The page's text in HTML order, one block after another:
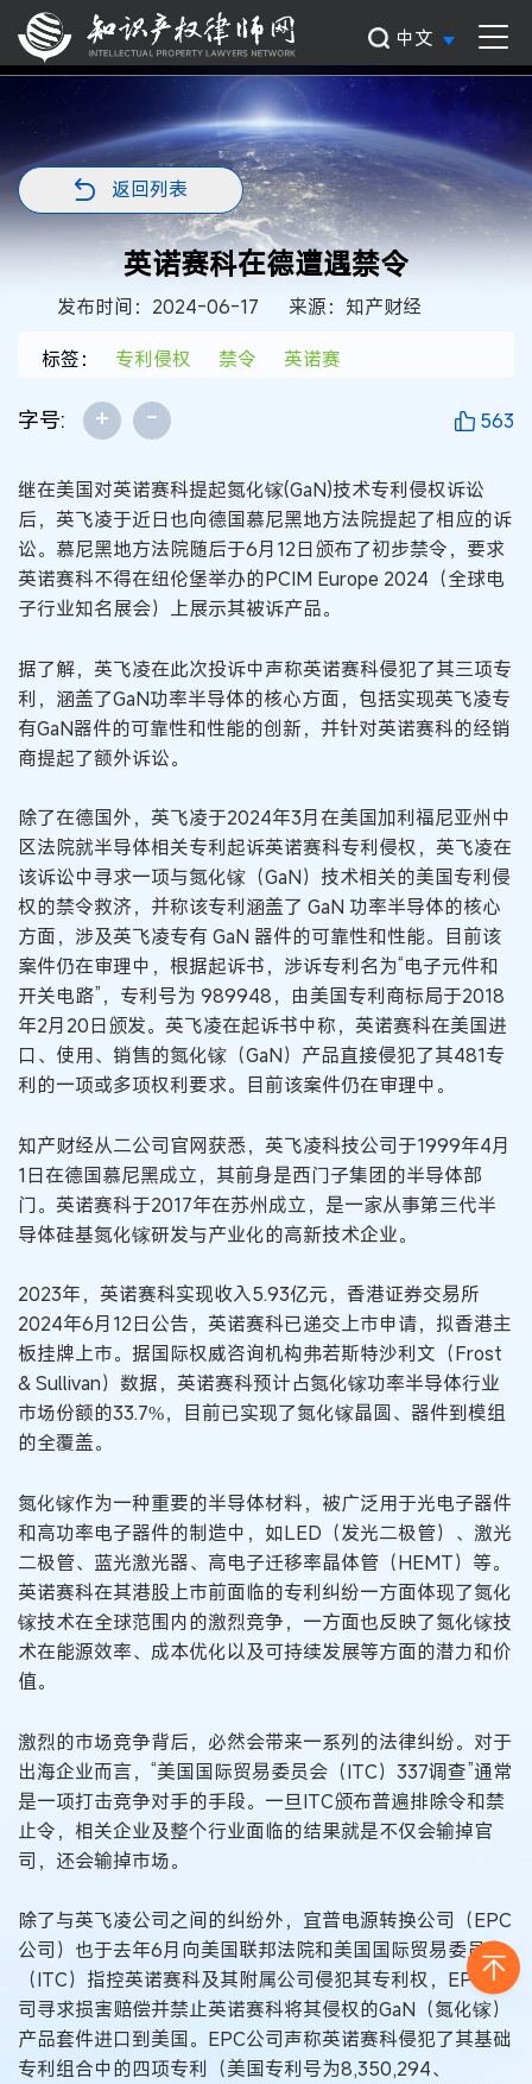
中文
返回列表
英诺赛科在德遭遇禁令
发布时间：2024-06-17
来源：知产财经
标签：
专利侵权 禁令 英诺赛
字号: + - 563
继在美国对英诺赛科提起氮化镓(GaN)技术专利侵权诉讼
后，英飞凌于近日也向德国慕尼黑地方法院提起了相应的诉
讼。慕尼黑地方法院随后于6月12日颁布了初步禁令，要求
英诺赛科不得在纽伦堡举办的PCIM Europe 2024（全球电
子行业知名展会）上展示其被诉产品。
据了解，英飞凌在此次投诉中声称英诺赛科侵犯了其三项专
利，涵盖了GaN功率半导体的核心方面，包括实现英飞凌专
有GaN器件的可靠性和性能的创新，并针对英诺赛科的经销
商提起了额外诉讼。
除了在德国外，英飞凌于2024年3月在美国加利福尼亚州中
区法院就半导体相关专利起诉英诺赛科专利侵权，英飞凌在
该诉讼中寻求一项与氮化镓（GaN）技术相关的美国专利侵
权的禁令救济，并称该专利涵盖了 GaN 功率半导体的核心
方面，涉及英飞凌专有 GaN 器件的可靠性和性能。目前该
案件仍在审理中，根据起诉书，涉诉专利名为“电子元件和
开关电路”，专利号为 989948，由美国专利商标局于2018
年2月20日颁发。英飞凌在起诉书中称，英诺赛科在美国进
口、使用、销售的氮化镓（GaN）产品直接侵犯了其481专
利的一项或多项权利要求。目前该案件仍在审理中。
知产财经从二公司官网获悉，英飞凌科技公司于1999年4月
1日在德国慕尼黑成立，其前身是西门子集团的半导体部
门。英诺赛科于2017年在苏州成立，是一家从事第三代半
导体硅基氮化镓研发与产业化的高新技术企业。
2023年，英诺赛科实现收入5.93亿元，香港证券交易所
2024年6月12日公告，英诺赛科已递交上市申请，拟香港主
板挂牌上市。据国际权威咨询机构弗若斯特沙利文（Frost
& Sullivan）数据，英诺赛科预计占氮化镓功率半导体行业
市场份额的33.7%，目前已实现了氮化镓晶圆、器件到模组
的全覆盖。
氮化镓作为一种重要的半导体材料，被广泛用于光电子器件
和高功率电子器件的制造中，如LED（发光二极管）、激光
二极管、蓝光激光器、高电子迁移率晶体管（HEMT）等。
英诺赛科在其港股上市前面临的专利纠纷一方面体现了氮化
镓技术在全球范围内的激烈竞争，一方面也反映了氮化镓技
术在能源效率、成本优化以及可持续发展等方面的潜力和价
值。
激烈的市场竞争背后，必然会带来一系列的法律纠纷。对于
出海企业而言，“美国国际贸易委员会（ITC）337调查”通常
是一项打击竞争对手的手段。一旦ITC颁布普遍排除令和禁
止令，相关企业及整个行业面临的结果就是不仅会输掉官
司，还会输掉市场。
除了与英飞凌公司之间的纠纷外，宜普电源转换公司（EPC
公司）也于去年6月向美国联邦法院和美国国际贸易委员会
（ITC）指控英诺赛科及其附属公司侵犯其专利权，EPC公
司寻求损害赔偿并禁止英诺赛科将其侵权的GaN（氮化镓）
产品套件进口到美国。EPC公司声称英诺赛科侵犯了其基础
专利组合中的四项专利（美国专利号为8,350,294、